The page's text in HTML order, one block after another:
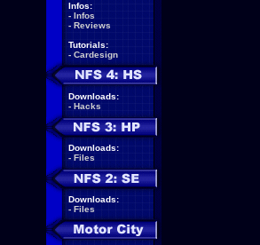
Infos:
- Infos
- Reviews
Tutorials:
- Cardesign
Downloads:
- Hacks
Downloads:
- Files
Downloads:
- Files